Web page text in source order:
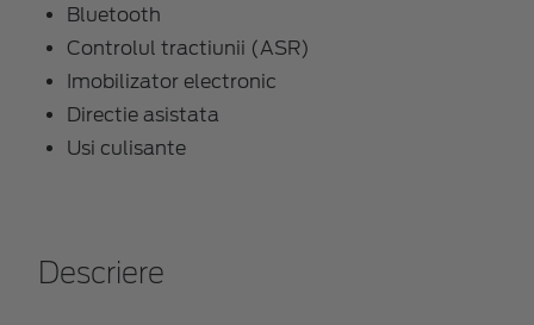
Bluetooth
Controlul tractiunii (ASR)
Imobilizator electronic
Directie asistata
Usi culisante
Descriere